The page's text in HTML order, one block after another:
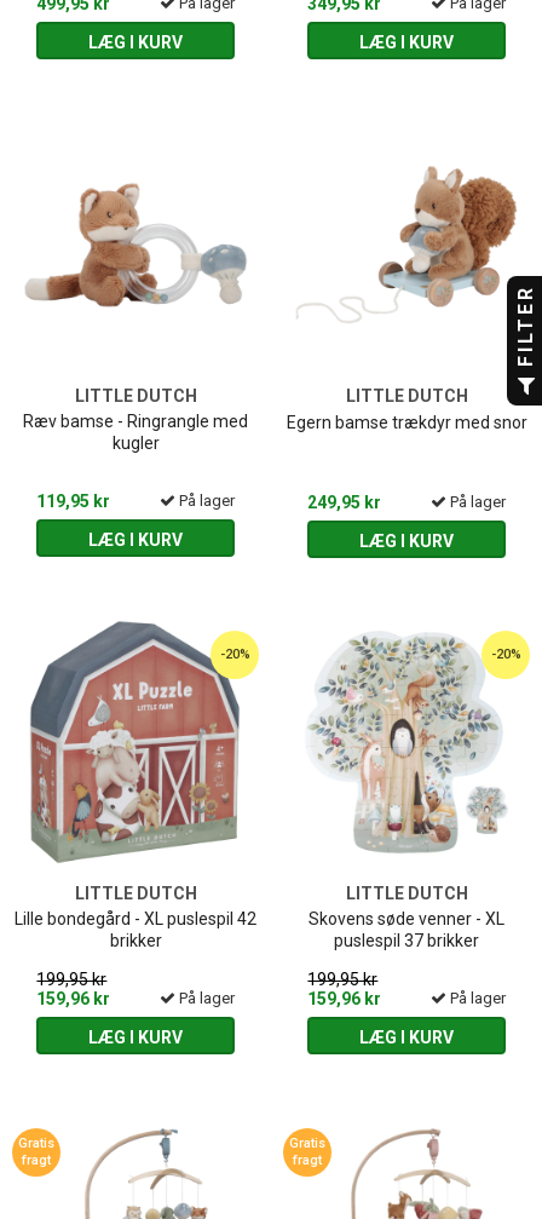
LÆG I KURV LÆG I KURV
LITTLE DUTCH
Ræv bamse - Ringrangle med
kugler
119,95 kr På lager
LÆG I KURV
LITTLE DUTCH
Egern bamse trækdyr med snor
249,95 kr På lager
LÆG I KURV
-20%
LITTLE DUTCH
Lille bondegård - XL puslespil 42
brikker
199,95 kr
159,96 kr
På lager
LÆG I KURV
-20%
LITTLE DUTCH
Skovens søde venner - XL
puslespil 37 brikker
199,95 kr
159,96 kr
På lager
LÆG I KURV
Gratis
fragt
Gratis
fragt
FILTER